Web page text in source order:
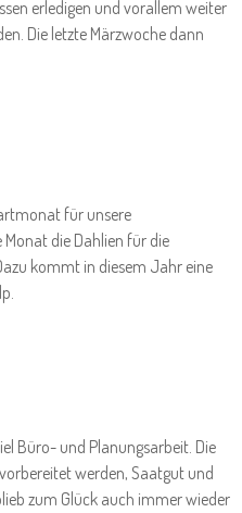
erledigen und vorallem weiter
Die letzte Märzwoche dann
für unsere
die Dahlien für die
kommt in diesem Jahr eine
Büro- und Planungsarbeit. Die
werden, Saatgut und
zum Glück auch immer wieder